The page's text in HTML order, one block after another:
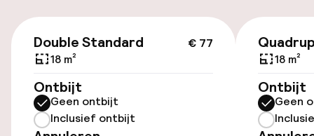
Toegankelijkheid
Overal rolstoeltoegankelijk
Lift
€ 77
Double Standard
18 m²
Ontbijt
Geen ontbijt
Inclusief ontbijt
18 m²
Ontbijt
Geen